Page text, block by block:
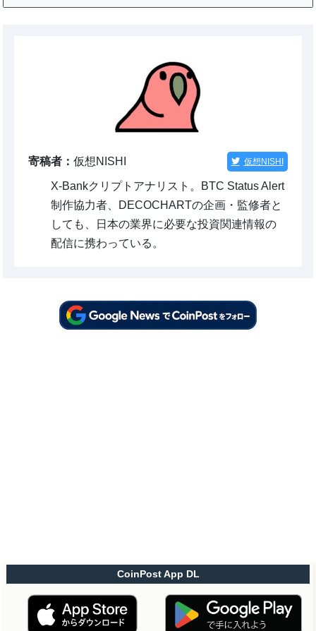
寄稿者：仮想NISHI 仮想NISHI
X-Bankクリプトアナリスト。BTC Status Alert
制作協力者、DECOCHARTの企画・監修者と
しても、日本の業界に必要な投資関連情報の
配信に携わっている。
CoinPost App DL